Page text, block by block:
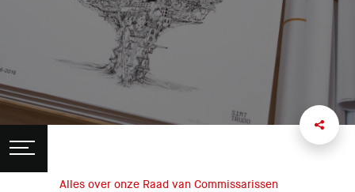
Alles over onze Raad van Commissarissen